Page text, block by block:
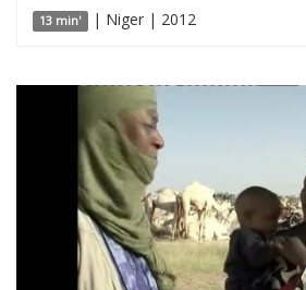
13 min' | Niger | 2012